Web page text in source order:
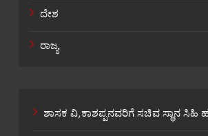
ದೇಶ
ರಾಜ್ಯ
ಶಾಸಕ ವಿ,ಕಾಶಪ್ಪನವರಿಗೆ ಸಚಿವ ಸ್ಥಾನ ಸಿಹಿ